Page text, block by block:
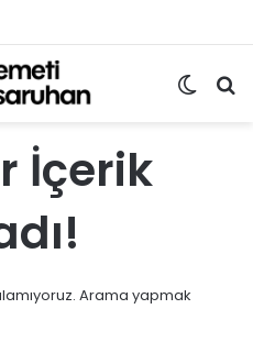
çözemeyiz
Dış
İçerik
Arama yapmak